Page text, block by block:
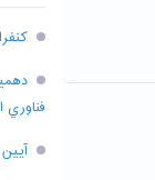
فناوري